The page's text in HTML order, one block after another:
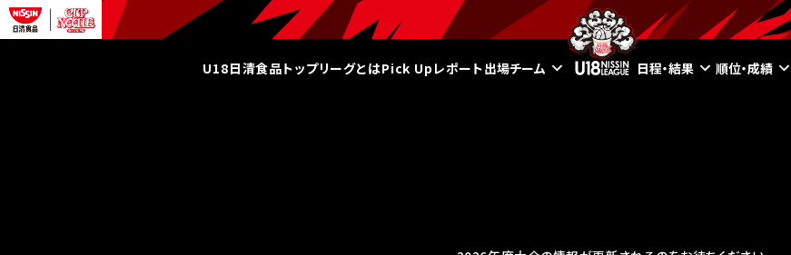
U18日清食品トップリーグとはPick Upレポート出場チーム 日程・結果 順位・成績